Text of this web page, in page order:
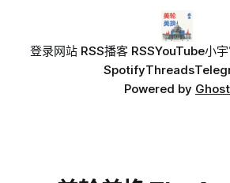
登录网站 RSS播客 RSSYouTube小
SpotifyThreads
Powered by Ghost